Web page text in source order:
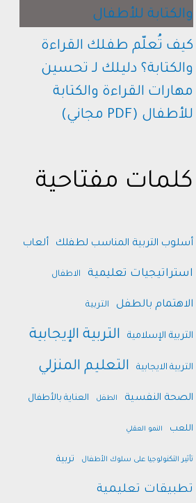
كيف تُعلّم طفلك القراءة
والكتابة؟ دليلك لـ تحسين
مهارات القراءة والكتابة
للأطفال (PDF مجاني)
كلمات مفتاحية
أسلوب التربية المناسب لطفلك ألعاب
استراتيجيات تعليمية الاطفال
الاهتمام بالطفل التربية
التربية الإسلامية التربية الإيجابية
التربية الايجابية التعليم المنزلي
الصحة النفسية الطفل العناية بالأطفال
اللعب النمو العقلي
تأثير التكنولوجيا على سلوك الأطفال تربية
تطبيقات تعليمية